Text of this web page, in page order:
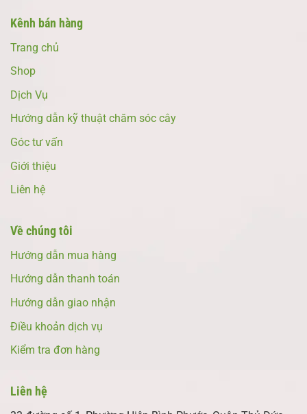
Kênh bán hàng
Trang chủ
Shop
Dịch Vụ
Hướng dẫn kỹ thuật chăm sóc cây
Góc tư vấn
Giới thiệu
Liên hệ
Về chúng tôi
Hướng dẫn mua hàng
Hướng dẫn thanh toán
Hướng dẫn giao nhận
Điều khoản dịch vụ
Kiểm tra đơn hàng
Liên hệ